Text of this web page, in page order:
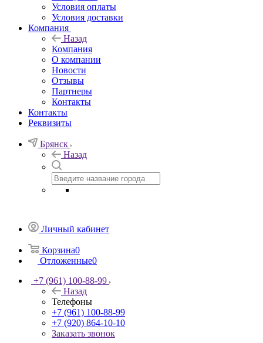
Условия оплаты
Условия доставки
Компания
Назад
Компания
О компании
Новости
Отзывы
Партнеры
Контакты
Контакты
Реквизиты
Брянск
Назад
Личный кабинет
Корзина0
Отложенные0
+7 (961) 100-88-99
Назад
Телефоны
+7 (961) 100-88-99
+7 (920) 864-10-10
Заказать звонок